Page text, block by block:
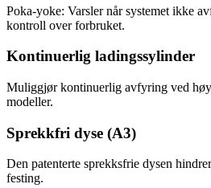
Poka-yoke: Varsler når systemet ikke
kontroll over forbruket.
Kontinuerlig ladingssylinder
Muliggjør kontinuerlig avfyring ved
modeller.
Sprekkfri dyse (A3)
Den patenterte sprekksfrie dysen
festing.